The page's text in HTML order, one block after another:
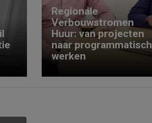
Regionale
Verbouwstromen
Huur: van projecten
naar programmatisch
werken